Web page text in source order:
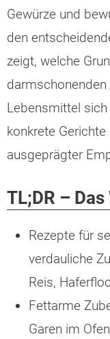
Gewürze und
den
zeigt, welche
darmschonenden
Lebensmittel
konkrete
ausgeprägter
TL;DR –
Rezepte für
verdauliche
Reis,
Fettarme
Garen im